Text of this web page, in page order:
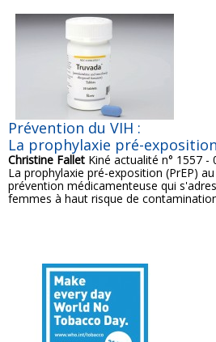
Prévention du VIH :
La prophylaxie pré-exposition
Christine Fallet Kiné actualité n° 1557 -
La prophylaxie pré-exposition (PrEP)
prévention médicamenteuse qui
femmes à haut risque de